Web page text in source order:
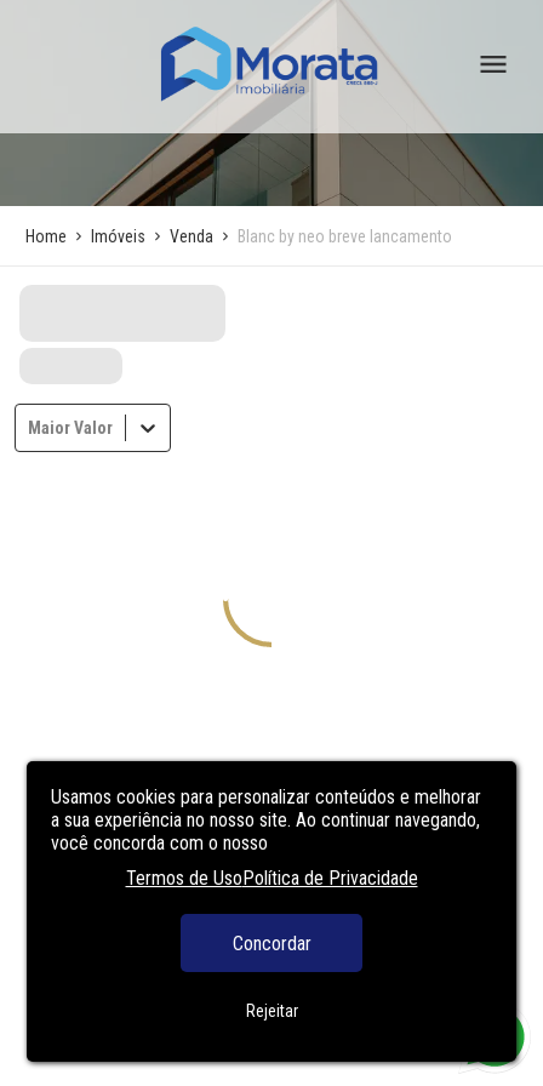
Usamos cookies para personalizar conteúdos e melhorar
a sua experiência no nosso site. Ao continuar navegando,
você concorda com o nosso
Termos de UsoPolítica de Privacidade
Concordar
Rejeitar
Home Imóveis Venda Blanc by neo breve lancamento
Maior Valor